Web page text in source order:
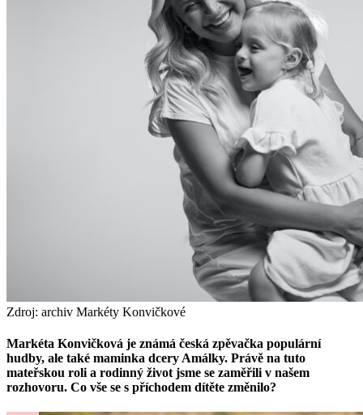
Zdroj: archiv Markéty Konvičkové
Markéta Konvičková je známá česká zpěvačka populární
hudby, ale také maminka dcery Amálky. Právě na tuto
mateřskou roli a rodinný život jsme se zaměřili v našem
rozhovoru. Co vše se s příchodem dítěte změnilo?